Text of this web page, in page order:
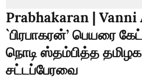
Prabhakaran | Vanni
`பிரபாகரன்’ பெயரை
நொடி ஸ்தம்பித்த தமிழக
சட்டப்பேரவை